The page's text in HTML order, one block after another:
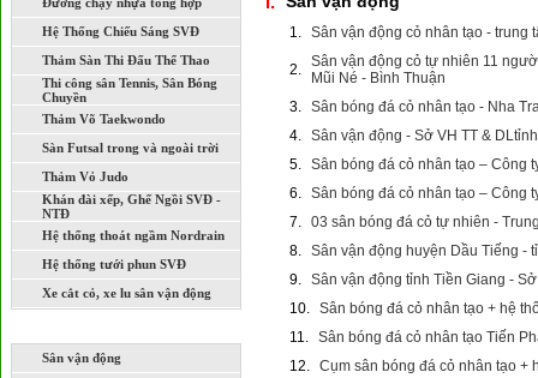
Hệ Thống Chiếu Sáng SVĐ
Thảm Sàn Thi Đấu Thể Thao
Thi công sân Tennis, Sân Bóng
Chuyền
Thảm Võ Taekwondo
Sàn Futsal trong và ngoài trời
Thảm Vỏ Judo
Khán đài xếp, Ghế Ngồi SVĐ -
NTĐ
Hệ thống thoát ngầm Nordrain
Hệ thống tưới phun SVĐ
Xe cắt cỏ, xe lu sân vận động
Sân vận động
1. Sân vận động cỏ nhân tạo - trung
2. Sân vận động cỏ tự nhiên 11
Mũi Né - Bình Thuận
3. Sân bóng đá cỏ nhân tạo - Nha
4. Sân vận động - Sở VH TT &
5. Sân bóng đá cỏ nhân tạo – Công
6. Sân bóng đá cỏ nhân tạo – Công
7. 03 sân bóng đá cỏ tự nhiên -
8. Sân vận động huyện Dầu Tiếng -
9. Sân vận động tỉnh Tiền Giang -
10. Sân bóng đá cỏ nhân tạo + hệ
11. Sân bóng đá cỏ nhân tạo Tiến
12. Cụm sân bóng đá cỏ nhân tạo +